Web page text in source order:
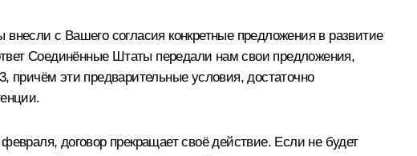
с Вашего согласия конкретные предложения в развитие
Соединённые Штаты передали нам свои предложения,
причём эти предварительные условия, достаточно
договор прекращает своё действие. Если не будет